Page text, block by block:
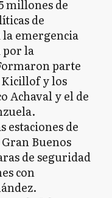
millones de
de
emergencia
por la
parte
y los
Achaval y el de
estaciones de
Buenos
de seguridad
con